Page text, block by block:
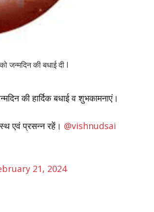
जन्मदिन की बधाई दी l
की हार्दिक बधाई व शुभकामनाएं।
एवं प्रसन्न रहें। @vishnudsai
21, 2024